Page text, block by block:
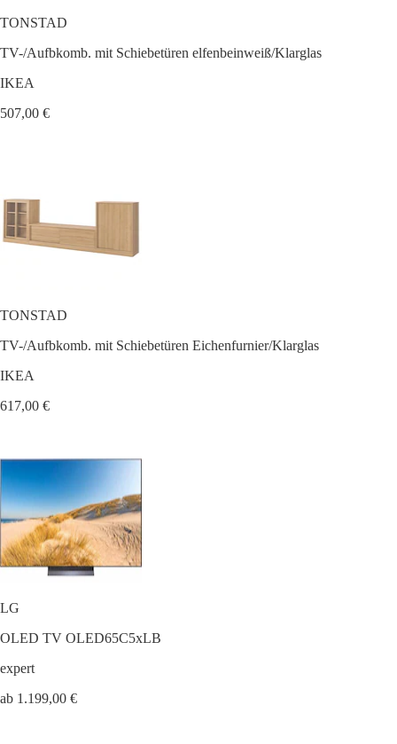
TONSTAD
TV-/Aufbkomb. mit Schiebetüren elfenbeinweiß/Klarglas
IKEA
507,00 €
TONSTAD
TV-/Aufbkomb. mit Schiebetüren Eichenfurnier/Klarglas
IKEA
617,00 €
LG
OLED TV OLED65C5xLB
expert
ab 1.199,00 €